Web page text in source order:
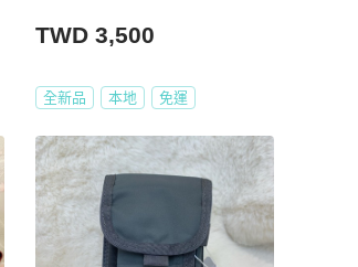
TWD 3,500
全新品 本地 免運